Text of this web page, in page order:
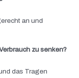
an und
zu senken?
das Tragen